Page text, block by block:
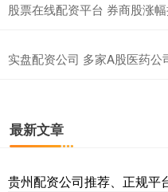
股票在线配资平台 券商股涨
实盘配资公司 多家A股医药公
最新文章
贵州配资公司推荐、正规平